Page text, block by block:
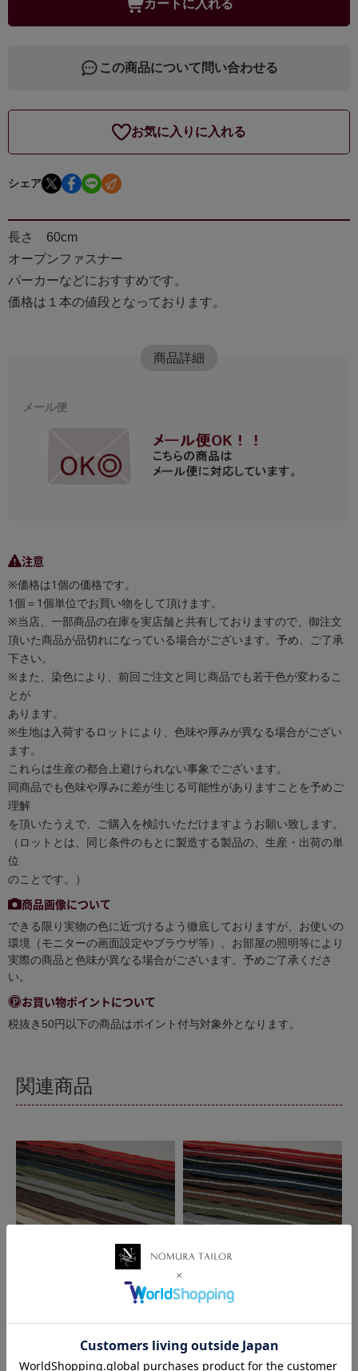
カートに入れる
この商品について問い合わせる
お気に入りに入れる
シェア
長さ 60cm
オープンファスナー
パーカーなどにおすすめです。
価格は１本の値段となっております。
商品詳細
メール便
注意
※価格は1個の価格です。
1個＝1個単位でお買い物をして頂けます。
※当店、一部商品の在庫を実店舗と共有しておりますので、御注文
頂いた商品が品切れになっている場合がございます。予め、ご了承
下さい。
※また、染色により、前回ご注文と同じ商品でも若干色が変わるこ
とが
あります。
※生地は入荷するロットにより、色味や厚みが異なる場合がござい
ます。
これらは生産の都合上避けられない事象でございます。
同商品でも色味や厚みに差が生じる可能性がありますことを予めご
理解
を頂いたうえで、ご購入を検討いただけますようお願い致します。
（ロットとは、同じ条件のもとに製造する製品の、生産・出荷の単
位
のことです。）
商品画像について
できる限り実物の色に近づけるよう徹底しておりますが、お使いの
環境（モニターの画面設定やブラウザ等）、お部屋の照明等により
実際の商品と色味が異なる場合がございます。予めご了承くださ
い。
お買い物ポイントについて
税抜き50円以下の商品はポイント付与対象外となります。
関連商品